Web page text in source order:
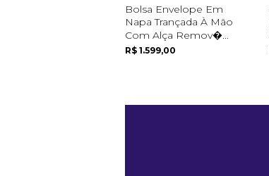
Bolsa Envelope Em
Napa Trançada À Mão
Com Alça Remov�...
R$ 1.599,00